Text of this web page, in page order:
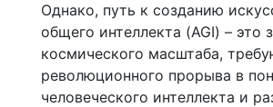
Однако, путь к созданию
общего интеллекта (AGI) – это
космического масштаба,
революционного прорыва в
человеческого интеллекта и